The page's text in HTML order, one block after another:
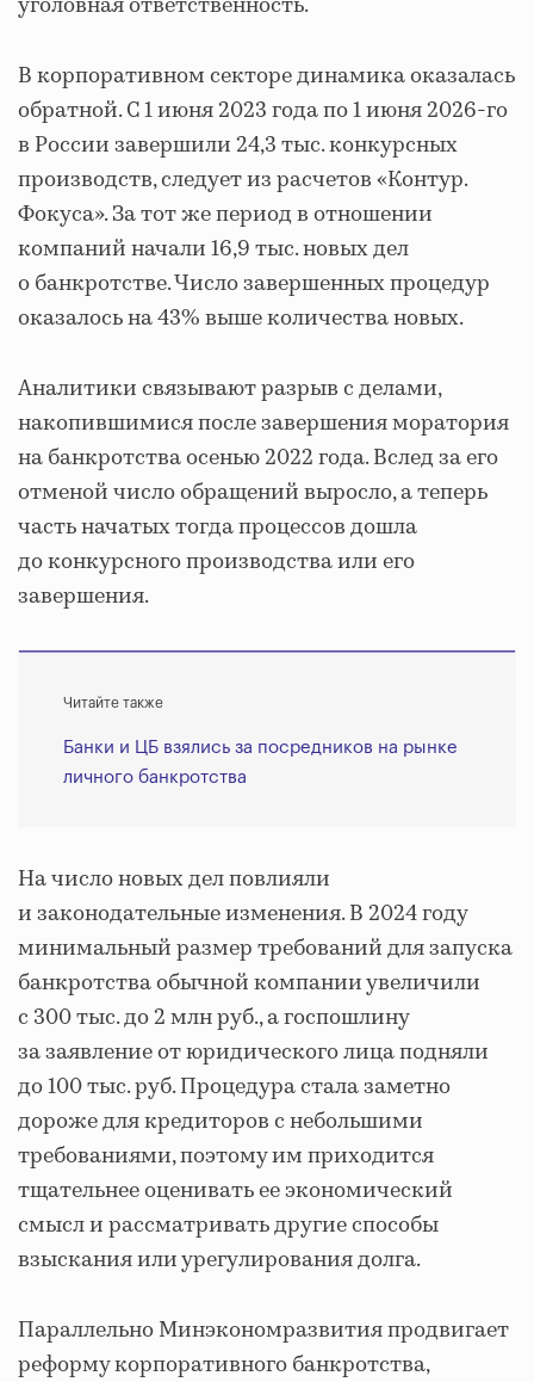
В корпоративном секторе динамика оказалась
обратной. С 1 июня 2023 года по 1 июня 2026-го
в России завершили 24,3 тыс. конкурсных
производств, следует из расчетов «Контур.
Фокуса». За тот же период в отношении
компаний начали 16,9 тыс. новых дел
о банкротстве. Число завершенных процедур
оказалось на 43% выше количества новых.
Аналитики связывают разрыв с делами,
накопившимися после завершения моратория
на банкротства осенью 2022 года. Вслед за его
отменой число обращений выросло, а теперь
часть начатых тогда процессов дошла
до конкурсного производства или его
завершения.
Читайте также
Банки и ЦБ взялись за посредников на рынке
личного банкротства
На число новых дел повлияли
и законодательные изменения. В 2024 году
минимальный размер требований для запуска
банкротства обычной компании увеличили
с 300 тыс. до 2 млн руб., а госпошлину
за заявление от юридического лица подняли
до 100 тыс. руб. Процедура стала заметно
дороже для кредиторов с небольшими
требованиями, поэтому им приходится
тщательнее оценивать ее экономический
смысл и рассматривать другие способы
взыскания или урегулирования долга.
Параллельно Минэкономразвития продвигает
реформу корпоративного банкротства,